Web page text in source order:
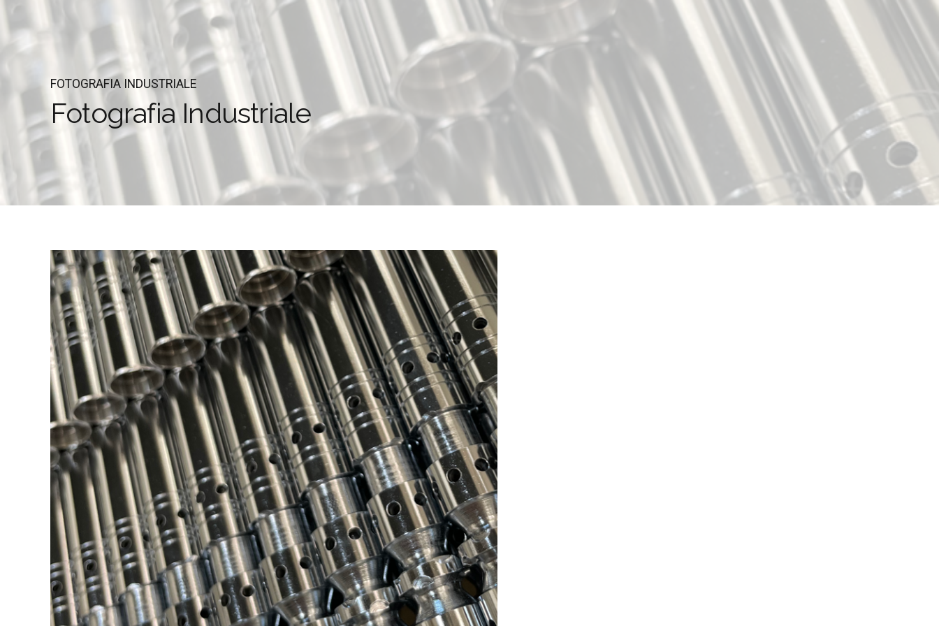
FOTOGRAFIA INDUSTRIALE
Fotografia Industriale
Newton S.r.l.
: Viale Libertà, 126 – 20900 Monza (MB)